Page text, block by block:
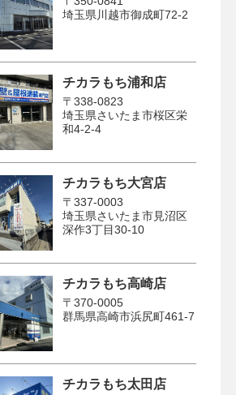
埼玉県川越市御成町72-2
チカラもち浦和店
〒338-0823
埼玉県さいたま市桜区栄
和4-2-4
チカラもち大宮店
〒337-0003
埼玉県さいたま市見沼区
深作3丁目30-10
チカラもち高崎店
〒370-0005
群馬県高崎市浜尻町461-7
チカラもち太田店